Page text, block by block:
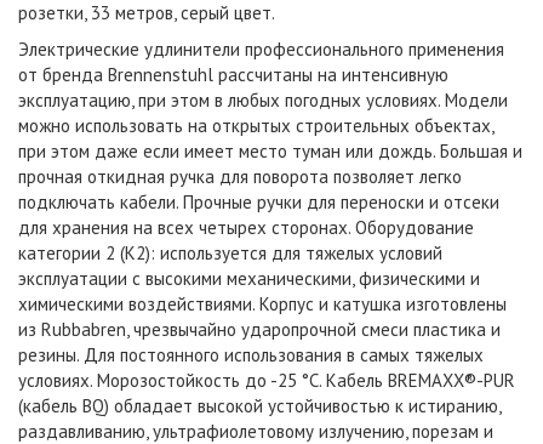
розетки, 33 метров, серый цвет.
Электрические удлинители профессионального применения
от бренда Brennenstuhl рассчитаны на интенсивную
эксплуатацию, при этом в любых погодных условиях. Модели
можно использовать на открытых строительных объектах,
при этом даже если имеет место туман или дождь. Большая и
прочная откидная ручка для поворота позволяет легко
подключать кабели. Прочные ручки для переноски и отсеки
для хранения на всех четырех сторонах. Оборудование
категории 2 (K2): используется для тяжелых условий
эксплуатации с высокими механическими, физическими и
химическими воздействиями. Корпус и катушка изготовлены
из Rubbabren, чрезвычайно ударопрочной смеси пластика и
резины. Для постоянного использования в самых тяжелых
условиях. Морозостойкость до -25 °C. Кабель BREMAXX®-PUR
(кабель BQ) обладает высокой устойчивостью к истиранию,
раздавливанию, ультрафиолетовому излучению, порезам и